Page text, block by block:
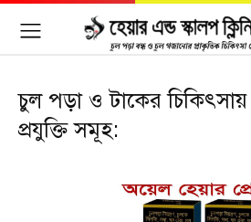
চুল পড়া ও টাকের
প্রযুক্তি সমূহ: